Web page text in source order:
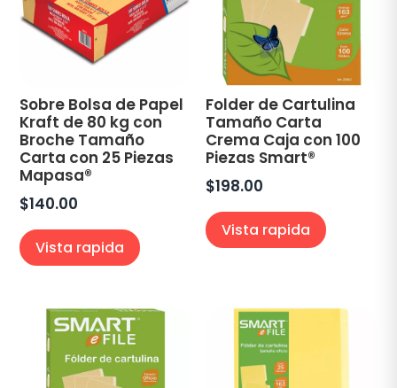
Sobre Bolsa de Papel
Kraft de 80 kg con
Broche Tamaño
Carta con 25 Piezas
Mapasa®
$140.00
Vista rapida
Folder de Cartulina
Tamaño Carta
Crema Caja con 100
Piezas Smart®
$198.00
Vista rapida